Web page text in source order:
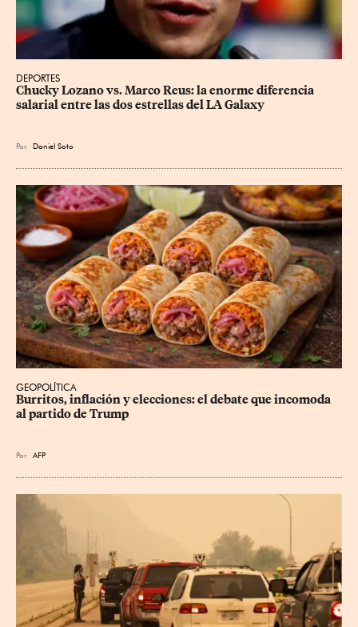
DEPORTES
Chucky Lozano vs. Marco Reus: la enorme diferencia
salarial entre las dos estrellas del LA Galaxy
Por Daniel Soto
GEOPOLÍTICA
Burritos, inflación y elecciones: el debate que incomoda
al partido de Trump
Por AFP